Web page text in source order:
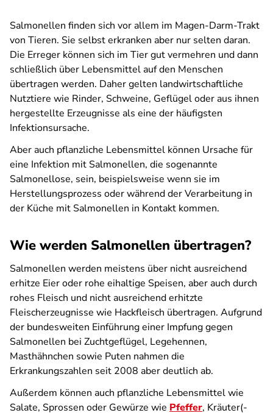
Salmonellen finden sich vor allem im Magen-Darm-Trakt
von Tieren. Sie selbst erkranken aber nur selten daran.
Die Erreger können sich im Tier gut vermehren und dann
schließlich über Lebensmittel auf den Menschen
übertragen werden. Daher gelten landwirtschaftliche
Nutztiere wie Rinder, Schweine, Geflügel oder aus ihnen
hergestellte Erzeugnisse als eine der häufigsten
Infektionsursache.
Aber auch pflanzliche Lebensmittel können Ursache für
eine Infektion mit Salmonellen, die sogenannte
Salmonellose, sein, beispielsweise wenn sie im
Herstellungsprozess oder während der Verarbeitung in
der Küche mit Salmonellen in Kontakt kommen.
Wie werden Salmonellen übertragen?
Salmonellen werden meistens über nicht ausreichend
erhitze Eier oder rohe eihaltige Speisen, aber auch durch
rohes Fleisch und nicht ausreichend erhitzte
Fleischerzeugnisse wie Hackfleisch übertragen. Aufgrund
der bundesweiten Einführung einer Impfung gegen
Salmonellen bei Zuchtgeflügel, Legehennen,
Masthähnchen sowie Puten nahmen die
Erkrankungszahlen seit 2008 aber deutlich ab.
Außerdem können auch pflanzliche Lebensmittel wie
Salate, Sprossen oder Gewürze wie Pfeffer, Kräuter(-